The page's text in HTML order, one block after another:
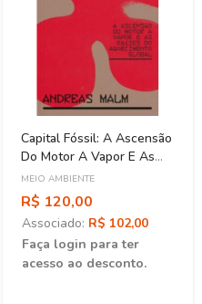
Capital Fóssil: A Ascensão
Do Motor A Vapor E As
Raízes Do Aquecimento
Global
MEIO AMBIENTE
R$ 120,00
Associado: R$ 102,00
Faça login para ter
acesso ao desconto.